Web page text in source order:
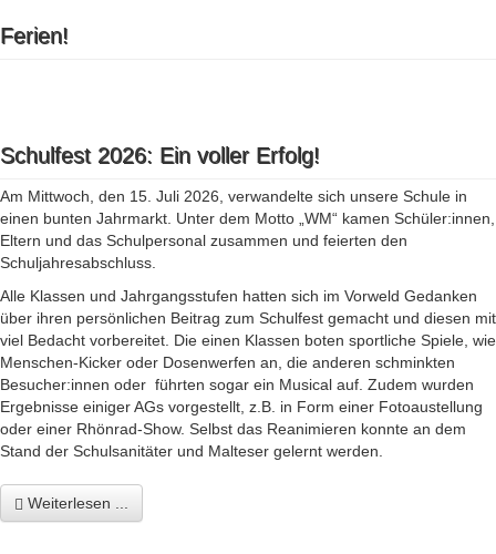
Ferien!
Schulfest 2026: Ein voller Erfolg!
Am Mittwoch, den 15. Juli 2026, verwandelte sich unsere Schule in
einen bunten Jahrmarkt. Unter dem Motto „WM“ kamen Schüler:innen,
Eltern und das Schulpersonal zusammen und feierten den
Schuljahresabschluss.
Alle Klassen und Jahrgangsstufen hatten sich im Vorweld Gedanken
über ihren persönlichen Beitrag zum Schulfest gemacht und diesen mit
viel Bedacht vorbereitet. Die einen Klassen boten sportliche Spiele, wie
Menschen-Kicker oder Dosenwerfen an, die anderen schminkten
Besucher:innen oder führten sogar ein Musical auf. Zudem wurden
Ergebnisse einiger AGs vorgestellt, z.B. in Form einer Fotoaustellung
oder einer Rhönrad-Show. Selbst das Reanimieren konnte an dem
Stand der Schulsanitäter und Malteser gelernt werden.
Weiterlesen ...